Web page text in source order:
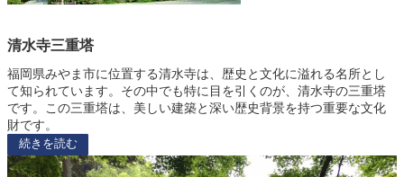
清水寺三重塔
福岡県みやま市に位置する清水寺は、歴史と文化に溢れる名所とし
て知られています。その中でも特に目を引くのが、清水寺の三重塔
です。この三重塔は、美しい建築と深い歴史背景を持つ重要な文化
財です。
続きを読む